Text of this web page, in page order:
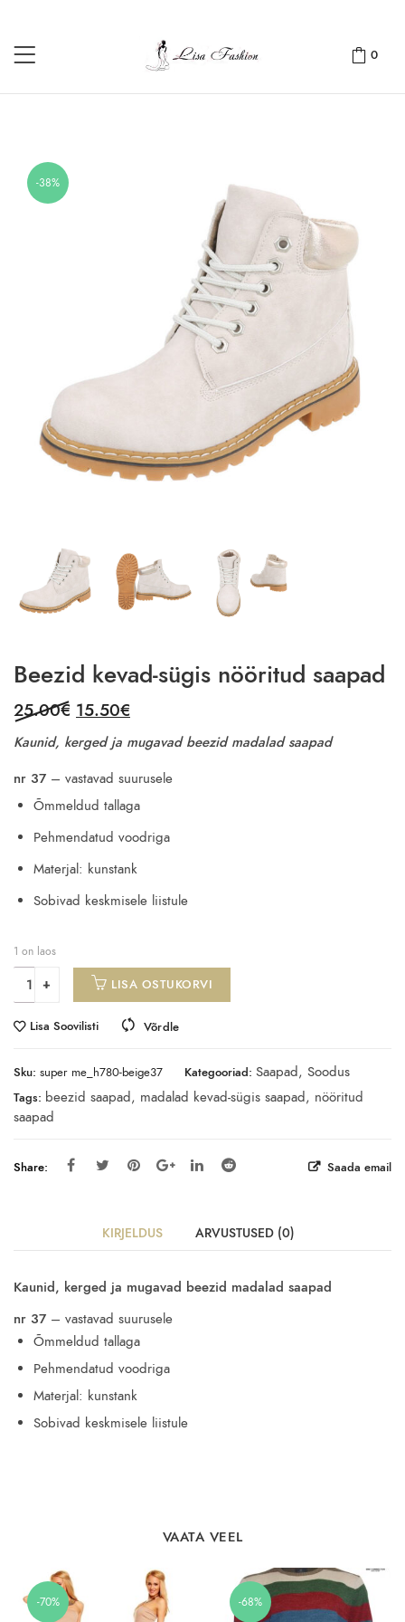
0
-38%
Beezid kevad-sügis nööritud saapad
25.00€ Original
price
was:
25.00€.
15.50€
is:
15.50€.
Kaunid, kerged ja mugavad beezid madalad saapad
nr 37 – vastavad suurusele
Õmmeldud tallaga
Pehmendatud voodriga
Materjal: kunstank
Sobivad keskmisele liistule
1 on laos
LISA OSTUKORVI
Lisa Soovilisti Võrdle
Sku: super me_h780-beige37 Kategooriad: Saapad, Soodus
Tags: beezid saapad, madalad kevad-sügis saapad, nööritud
saapad
Share: Saada email
KIRJELDUS ARVUSTUSED (0)
Kaunid, kerged ja mugavad beezid madalad saapad
nr 37 – vastavad suurusele
Õmmeldud tallaga
Pehmendatud voodriga
Materjal: kunstank
Sobivad keskmisele liistule
VAATA VEEL
-70% -68%